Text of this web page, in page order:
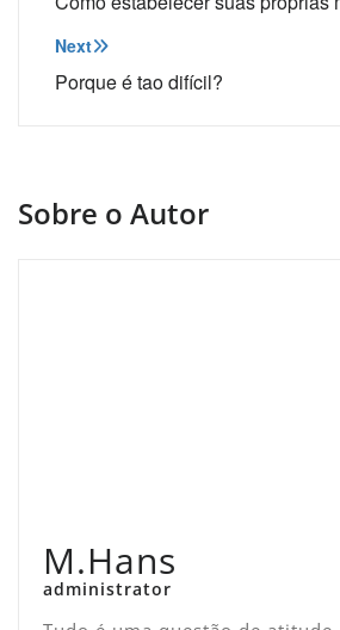
de
Post
Next
Porque é tao difícil?
Sobre o Autor
M.Hans
administrator